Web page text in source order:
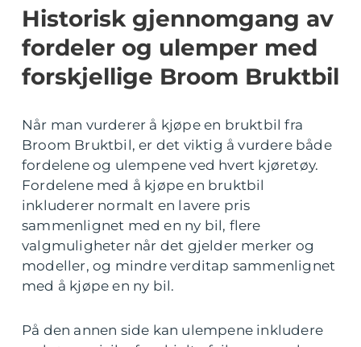
Historisk gjennomgang av
fordeler og ulemper med
forskjellige Broom Bruktbil
Når man vurderer å kjøpe en bruktbil fra
Broom Bruktbil, er det viktig å vurdere både
fordelene og ulempene ved hvert kjøretøy.
Fordelene med å kjøpe en bruktbil
inkluderer normalt en lavere pris
sammenlignet med en ny bil, flere
valgmuligheter når det gjelder merker og
modeller, og mindre verditap sammenlignet
med å kjøpe en ny bil.
På den annen side kan ulempene inkludere